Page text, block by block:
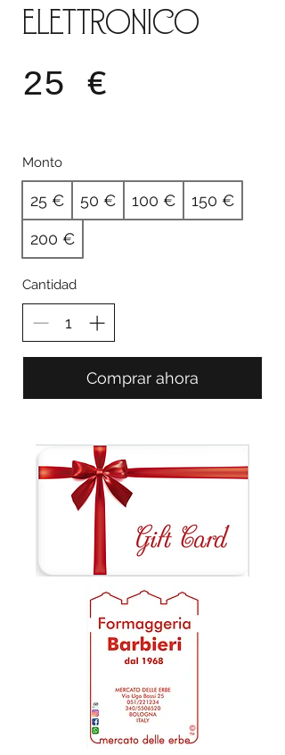
elettronico
25 €
Monto
25 € 50 € 100 € 150 €
200 €
Cantidad
Comprar ahora